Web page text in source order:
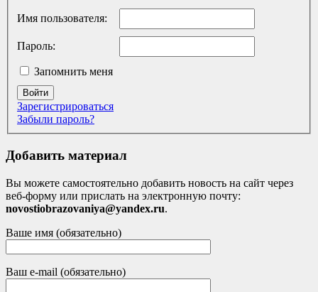
Имя пользователя:
Пароль:
Запомнить меня
Войти
Зарегистрироваться
Забыли пароль?
Добавить материал
Вы можете самостоятельно добавить новость на сайт через
веб-форму или прислать на электронную почту:
novostiobrazovaniya@yandex.ru.
Ваше имя (обязательно)
Ваш e-mail (обязательно)